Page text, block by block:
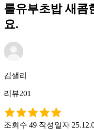
롤유부초밥 새콤
요.
김샐리
리뷰201
조회수 49 작성일자